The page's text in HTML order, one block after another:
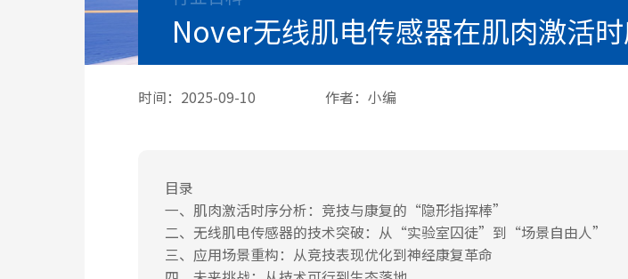
Nover无线肌电传感器在肌肉激活
时间：2025-09-10 作者：小编
目录
一、肌肉激活时序分析：竞技与康复的“隐形指挥棒”
二、无线肌电传感器的技术突破：从“实验室囚徒”到“场景自由人”
三、应用场景重构：从竞技表现优化到神经康复革命